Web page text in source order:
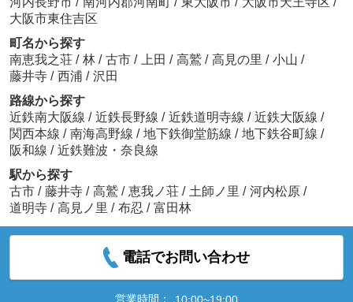
大阪市東住吉区
町名から探す
南恵我之荘 / 林 / 古市 / 上田 / 高鷲 / 高見の里 / 小山 /
藤井寺 / 西浦 / 沢田
路線から探す
近鉄南大阪線 / 近鉄長野線 / 近鉄道明寺線 / 近鉄大阪線 /
関西本線 / 南海高野線 / 地下鉄御堂筋線 / 地下鉄谷町線 /
阪和線 / 近鉄難波・奈良線
駅から探す
古市 / 藤井寺 / 高鷲 / 恵我ノ荘 / 土師ノ里 / 河内松原 /
道明寺 / 高見ノ里 / 布忍 / 富田林
電話でお問い合わせ
営業時間：
10:00~19:00